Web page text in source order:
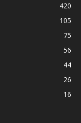
420
105
75
56
44
26
16